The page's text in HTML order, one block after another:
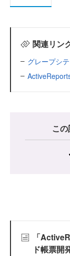
関連リン
グレープシ
こ
「
ド帳票開